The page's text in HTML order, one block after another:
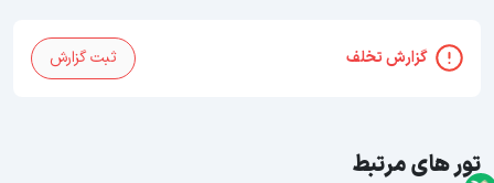
گزارش تخلف ثبت گزارش
تور های مرتبط